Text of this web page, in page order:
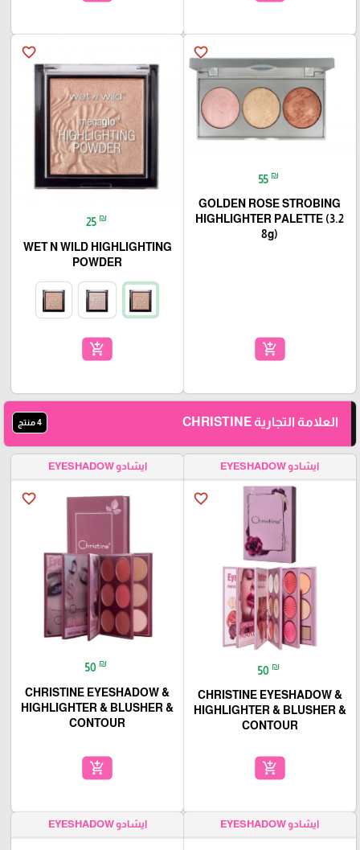
favorite_border
55 ₪
GOLDEN ROSE STROBING
HIGHLIGHTER PALETTE (3.2
8g)
add_shopping_cart
favorite_border
25 ₪
WET N WILD HIGHLIGHTING
POWDER
add_shopping_cart
العلامة التجارية CHRISTINE 4 منتج
ايشادو EYESHADOW
favorite_border
50 ₪
CHRISTINE EYESHADOW &
HIGHLIGHTER & BLUSHER &
CONTOUR
add_shopping_cart
ايشادو EYESHADOW
favorite_border
50 ₪
CHRISTINE EYESHADOW &
HIGHLIGHTER & BLUSHER &
CONTOUR
add_shopping_cart
ايشادو EYESHADOW ايشادو EYESHADOW